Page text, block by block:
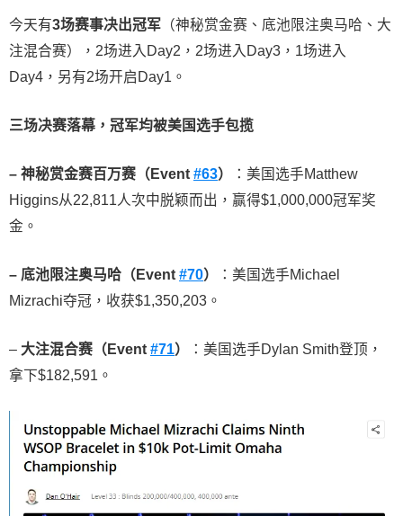
今天有3场赛事决出冠军 （神秘赏金赛、底池限注奥马哈、大
注混合赛），2场进入Day2，2场进入Day3，1场进入
Day4，另有2场开启Day1。
三场决赛落幕，冠军均被美国选手包揽
– 神秘赏金赛百万赛（ Event #63）
：美国选手Matthew
Higgins从22,811人次中脱颖而出，赢得$1,000,000冠军奖
金。
– 底池限注奥马哈（ Event #70）
：美国选手Michael
Mizrachi夺冠，收获$1,350,203。
– 大注混合赛（ Event #71）
：美国选手Dylan Smith登顶，
拿下$182,591。